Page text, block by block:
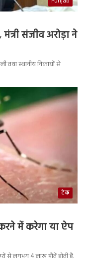
संजीव अरोड़ा ने
तथा स्थानीय निकायों से
टेक
में करेगा या ऐप
से लगभग 4 लाख मौतें होती हैं.